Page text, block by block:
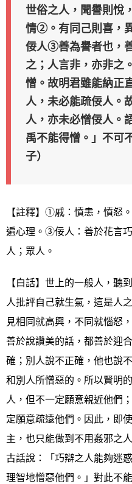
世俗之人，聞譽則悅
情②。有同己則喜，
佞人③善為譽者也，
之；人言非，亦非之
憎。故明君雖能納正
人，未必能疏佞人。
人，亦未必憎佞人。
禹不能得憎。」不
子）
【註釋】①戚：憤恚，憤怒
遍心理。③佞人：善於花言
人；眾人。
【白話】世上的一般人，聽
人批評自己就生氣，這是人
見相同就高興，不同就惱怒
善於說讚美的話，都善於迎
確；別人說不正確，他也說
和別人所憎惡的。所以賢明
人，但不一定願意親近他們
定願意疏遠他們。因此，即
主，也只能做到不用姦邪之
古話說：「巧辯之人能夠迷
理智地憎惡他們。」對此不